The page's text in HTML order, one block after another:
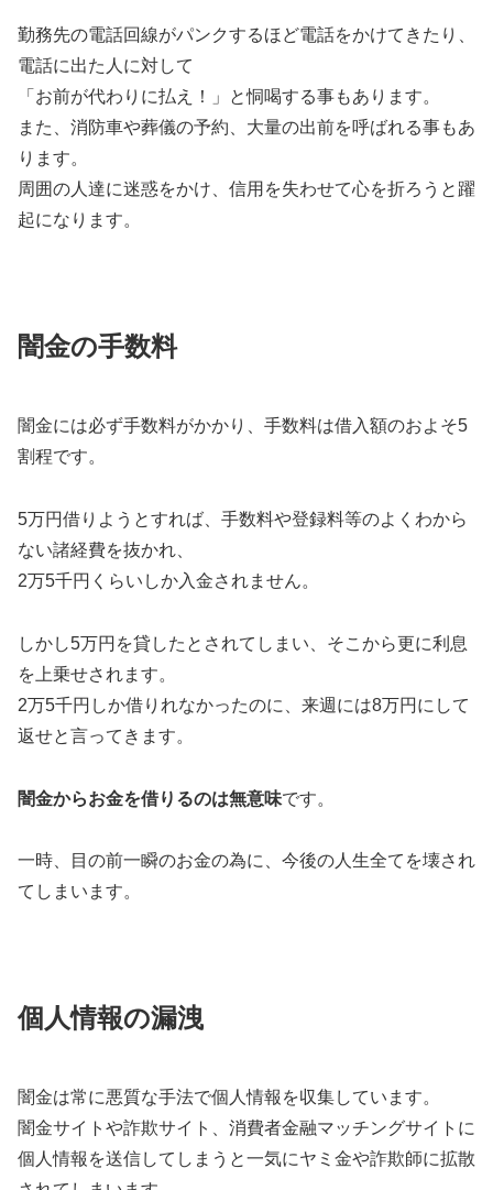
勤務先の電話回線がパンクするほど電話をかけてきたり、
電話に出た人に対して
「お前が代わりに払え！」と恫喝する事もあります。
また、消防車や葬儀の予約、大量の出前を呼ばれる事もあ
ります。
周囲の人達に迷惑をかけ、信用を失わせて心を折ろうと躍
起になります。
闇金の手数料
闇金には必ず手数料がかかり、手数料は借入額のおよそ5
割程です。
5万円借りようとすれば、手数料や登録料等のよくわから
ない諸経費を抜かれ、
2万5千円くらいしか入金されません。
しかし5万円を貸したとされてしまい、そこから更に利息
を上乗せされます。
2万5千円しか借りれなかったのに、来週には8万円にして
返せと言ってきます。
闇金からお金を借りるのは無意味です。
一時、目の前一瞬のお金の為に、今後の人生全てを壊され
てしまいます。
個人情報の漏洩
闇金は常に悪質な手法で個人情報を収集しています。
闇金サイトや詐欺サイト、消費者金融マッチングサイトに
個人情報を送信してしまうと一気にヤミ金や詐欺師に拡散